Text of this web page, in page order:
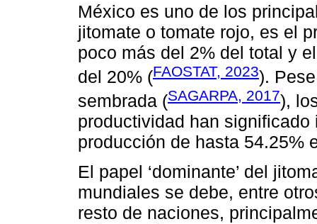
México es uno de los
jitomate o tomate rojo, es el
poco más del 2% del total y
del 20% (FAOSTAT, 2023).
sembrada (SAGARPA, 2017),
productividad han
producción de hasta 54.25%
El papel ‘dominante’ del
mundiales se debe, entre
resto de naciones,